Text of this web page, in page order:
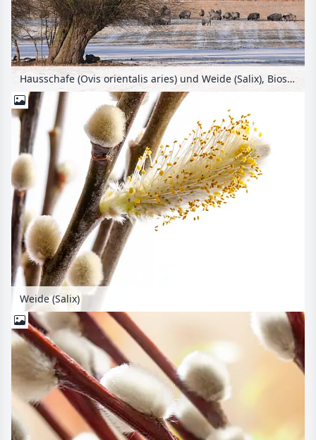
Hausschafe (Ovis orientalis aries) und Weide (Salix), Biosphärenreservat Flusslandschaft Elbe, Deutschland
Weide (Salix)